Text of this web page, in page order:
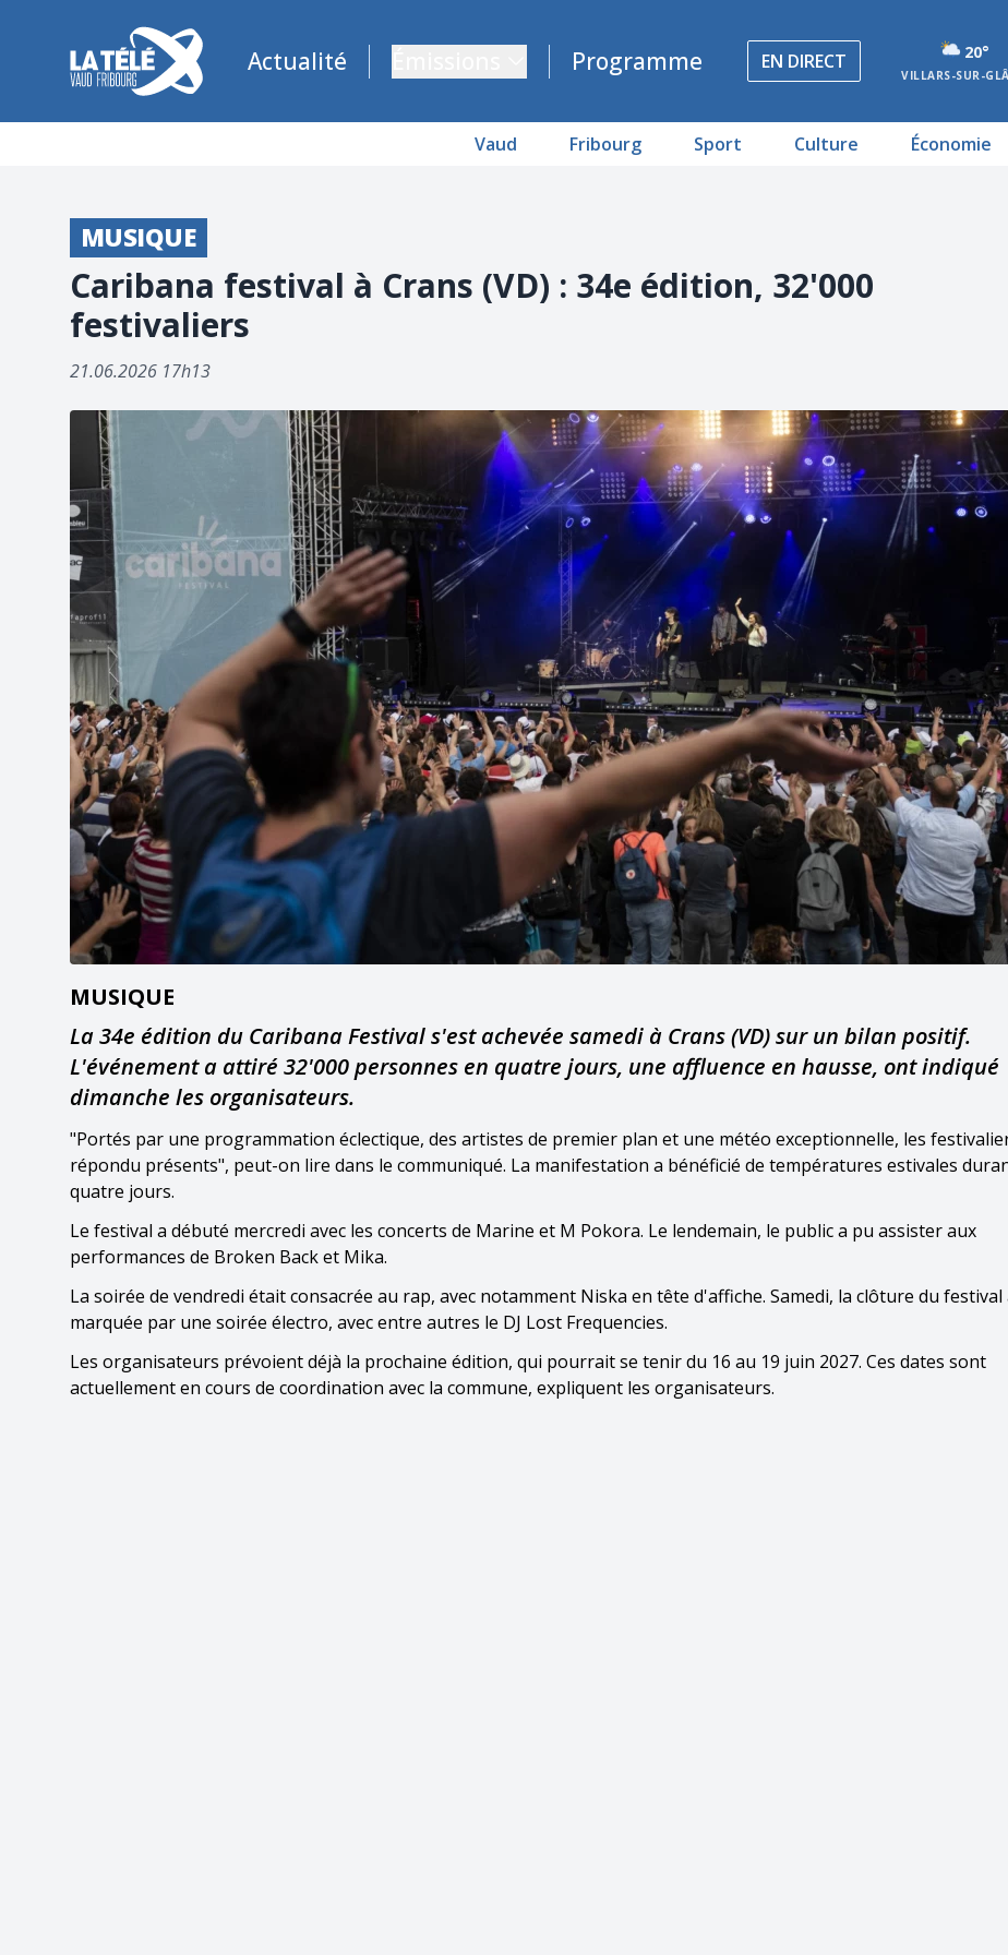
La Télé - Télévision régionale Vaud et Fribourg
Actualité Programme EN DIRECT 20°
VILLARS-SUR-
Vaud Fribourg Sport Culture Économie
MUSIQUE
Caribana festival à Crans (VD) : 34e édition, 32'000
festivaliers
21.06.2026 17h13
MUSIQUE
La 34e édition du Caribana Festival s'est achevée samedi à Crans (VD) sur un bilan positif.
L'événement a attiré 32'000 personnes en quatre jours, une affluence en hausse, ont indiqué
dimanche les organisateurs.
"Portés par une programmation éclectique, des artistes de premier plan et une météo exceptionnelle, les
répondu présents", peut-on lire dans le communiqué. La manifestation a bénéficié de températures estivales
quatre jours.
Le festival a débuté mercredi avec les concerts de Marine et M Pokora. Le lendemain, le public a pu assister aux
performances de Broken Back et Mika.
La soirée de vendredi était consacrée au rap, avec notamment Niska en tête d'affiche. Samedi, la clôture du festival
marquée par une soirée électro, avec entre autres le DJ Lost Frequencies.
Les organisateurs prévoient déjà la prochaine édition, qui pourrait se tenir du 16 au 19 juin 2027. Ces dates sont
actuellement en cours de coordination avec la commune, expliquent les organisateurs.